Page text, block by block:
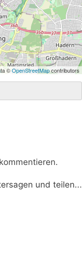
©OpenStreetMapcontributors
und teilen...